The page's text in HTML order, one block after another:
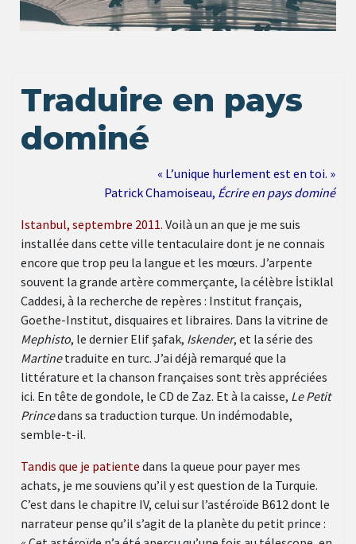
Traduire en pays
dominé
« L’unique hurlement est en toi. »
Patrick Chamoiseau, Écrire en pays dominé
Istanbul, septembre 2011. Voilà un an que je me suis
installée dans cette ville tentaculaire dont je ne connais
encore que trop peu la langue et les mœurs. J’arpente
souvent la grande artère commerçante, la célèbre İstiklal
Caddesi, à la recherche de repères : Institut français,
Goethe-Institut, disquaires et libraires. Dans la vitrine de
Mephisto, le dernier Elif şafak, Iskender, et la série des
Martinetraduite en turc. J’ai déjà remarqué que la
littérature et la chanson françaises sont très appréciées
ici. En tête de gondole, le CD de Zaz. Et à la caisse, Le Petit
Princedans sa traduction turque. Un indémodable,
semble-t-il.
Tandis que je patiente dans la queue pour payer mes
achats, je me souviens qu’il y est question de la Turquie.
C’est dans le chapitre IV, celui sur l’astéroïde B612 dont le
narrateur pense qu’il s’agit de la planète du petit prince :